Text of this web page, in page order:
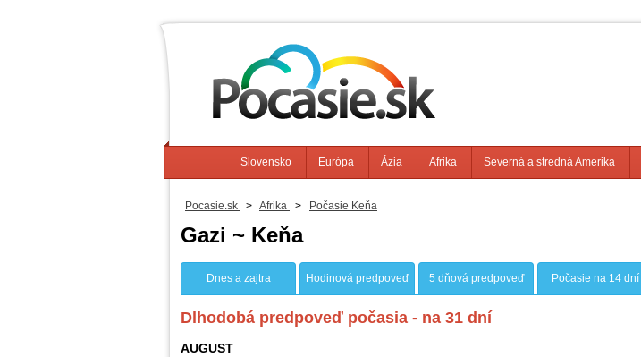
Slovensko Európa Ázia Afrika Severná a stredná Amerika
Pocasie.sk > Afrika > Počasie Keňa
Gazi ~ Keňa
Dnes a zajtra Hodinová predpoveď 5 dňová predpoveď Počasie na 14 dní
Dlhodobá predpoveď počasia - na 31 dní
AUGUST